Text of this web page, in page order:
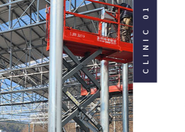
CLINIC 01